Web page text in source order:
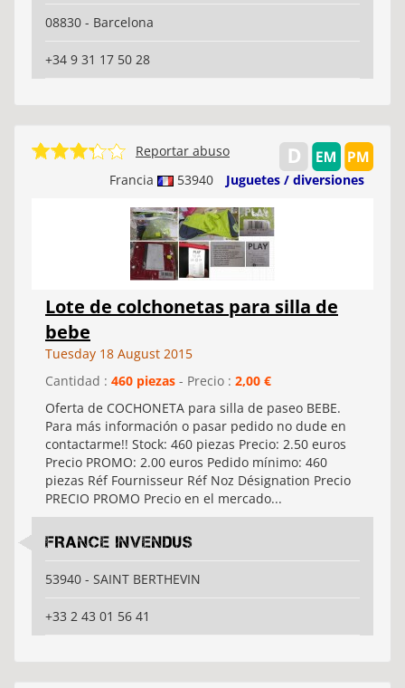
08830 - Barcelona
+34 9 31 17 50 28
Francia 53940 Juguetes / diversiones
Reportar abuso
Lote de colchonetas para silla de
bebe
Tuesday 18 August 2015
Cantidad : 460 piezas - Precio : 2,00 €
Oferta de COCHONETA para silla de paseo BEBE.
Para más información o pasar pedido no dude en
contactarme!! Stock: 460 piezas Precio: 2.50 euros
Precio PROMO: 2.00 euros Pedido mínimo: 460
piezas Réf Fournisseur Réf Noz Désignation Precio
PRECIO PROMO Precio en el mercado...
FRANCE INVENDUS
53940 - SAINT BERTHEVIN
+33 2 43 01 56 41